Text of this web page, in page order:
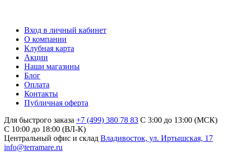
Вход в личный кабинет
О компании
Клубная карта
Акции
Наши магазины
Блог
Оплата
Контакты
Публичная оферта
Для быстрого заказа +7 (499) 380 78 83 С 3:00 до 13:00 (МСК)
C 10:00 до 18:00 (ВЛ-К)
Центральный офис и склад Владивосток, ул. Иртышская, 17
info@terramare.ru